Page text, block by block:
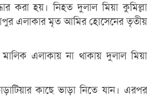
করা হয়। নিহত দুলাল মিয়া কুমিল্লা
এলাকার মৃত আমির হোসেনের তৃতীয়
মালিক এলাকায় না থাকায় দুলাল মিয়া
কাছে ভাড়া নিতে যান। এরপর